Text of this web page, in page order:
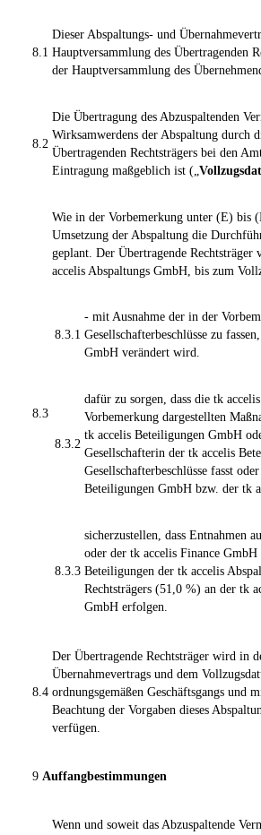
8.1
Dieser Abspaltungs- und
Hauptversammlung des Übertragenden
der Hauptversammlung des
8.2
Die Übertragung des Abzuspaltenden
Wirksamwerdens der Abspaltung durch
Übertragenden Rechtsträgers bei den
Eintragung maßgeblich ist („
8.3
Wie in der Vorbemerkung unter (E) bis
Umsetzung der Abspaltung die
geplant. Der Übertragende
accelis Abspaltungs GmbH, bis zum
8.3.1
- mit Ausnahme der in der
Gesellschafterbeschlüsse zu
GmbH verändert wird.
8.3.2
dafür zu sorgen, dass die tk
Vorbemerkung dargestellten
tk accelis Beteiligungen GmbH
Gesellschafterin der tk accelis
Gesellschafterbeschlüsse fasst
Beteiligungen GmbH bzw. der tk
8.3.3
sicherzustellen, dass Entnahmen
oder der tk accelis Finance
Beteiligungen der tk accelis
Rechtsträgers (51,0 %) an der tk
GmbH erfolgen.
8.4
Der Übertragende Rechtsträger wird in
Übernahmevertrags und dem
ordnungsgemäßen Geschäftsgangs und
Beachtung der Vorgaben dieses
verfügen.
9 Auffangbestimmungen
Wenn und soweit das Abzuspaltende